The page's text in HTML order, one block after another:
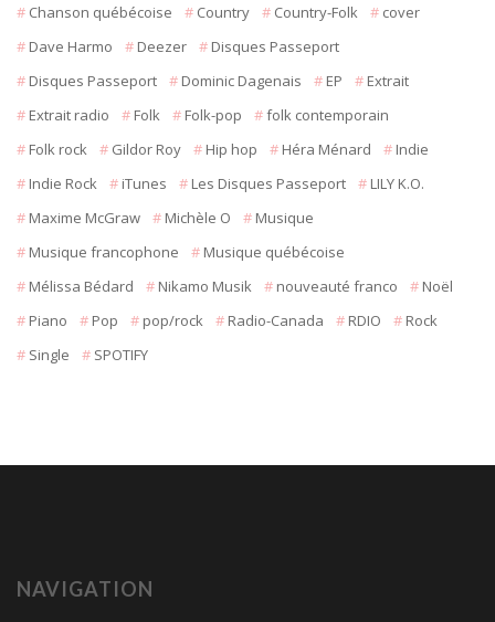
Chanson québécoise
Country Country-Folk
cover
Dave Harmo
Deezer
Disques Passeport
Disques Passeport
Dominic Dagenais EP
Extrait
Extrait radio
Folk Folk-pop
folk contemporain
Folk rock
Gildor Roy Hip hop Héra Ménard
Indie
Indie Rock
iTunes Les Disques Passeport
LILY K.O.
Maxime McGraw
Michèle O
Musique
Musique francophone
Musique québécoise
Mélissa Bédard
Nikamo Musik nouveauté franco
Noël
Piano
Pop pop/rock Radio-Canada RDIO
Rock
Single
SPOTIFY
NAVIGATION